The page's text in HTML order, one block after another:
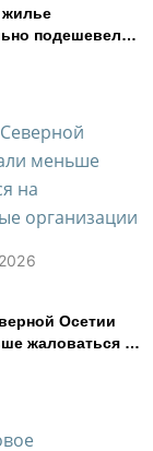
жилье
подешевело
Осетии
жаловаться на